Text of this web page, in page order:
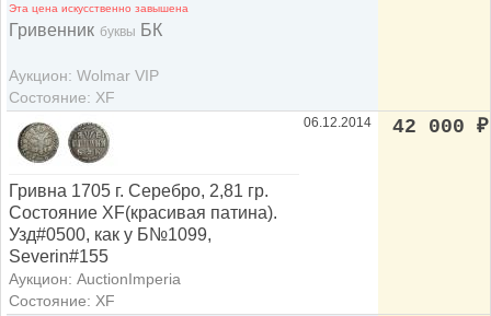
Эта цена искусственно завышена
Гривенник буквы БК
Аукцион: Wolmar VIP
Состояние: XF
Гривна 1705 г. Серебро, 2,81 гр.
Состояние ХF(красивая патина).
Узд#0500, как у Б№1099,
Severin#155
Аукцион: AuctionImperia
Состояние: XF
06.12.2014 42 000 ₽